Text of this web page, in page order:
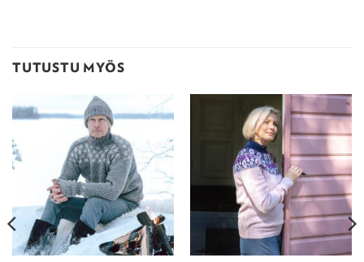
TUTUSTU MYÖS